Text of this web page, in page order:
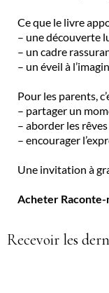
Ce que le livre
– une découverte
– un cadre
– un éveil à
Pour les parents,
– partager un
– aborder les
– encourager
Une invitation à
Acheter
Recevoir les